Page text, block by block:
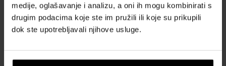
medije, oglašavanje i analizu, a oni ih mogu kombinirati s
drugim podacima koje ste im pružili ili koje su prikupili
dok ste upotrebljavali njihove usluge.
Način dostave
Kada ću dobiti naručenu robu?
Što je tester parfema?